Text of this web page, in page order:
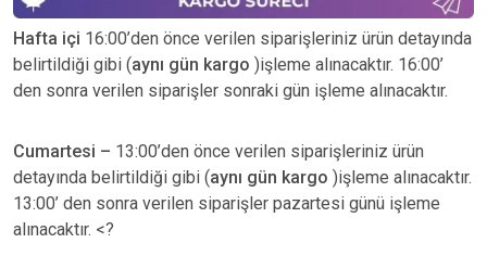
Hafta içi 16:00’den önce verilen siparişleriniz ürün detayında
belirtildiği gibi (aynı gün kargo )işleme alınacaktır. 16:00’
den sonra verilen siparişler sonraki gün işleme alınacaktır.
Cumartesi – 13:00’den önce verilen siparişleriniz ürün
detayında belirtildiği gibi (aynı gün kargo )işleme alınacaktır.
13:00’ den sonra verilen siparişler pazartesi günü işleme
alınacaktır. <?